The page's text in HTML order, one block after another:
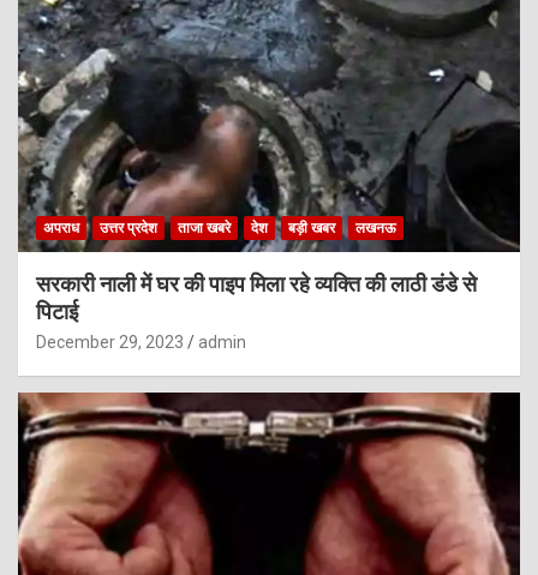
अपराध उत्तर प्रदेश ताजा खबरे देश बड़ी खबर लखनऊ
सरकारी नाली में घर की पाइप मिला रहे व्यक्ति की लाठी डंडे से
पिटाई
December 29, 2023 admin